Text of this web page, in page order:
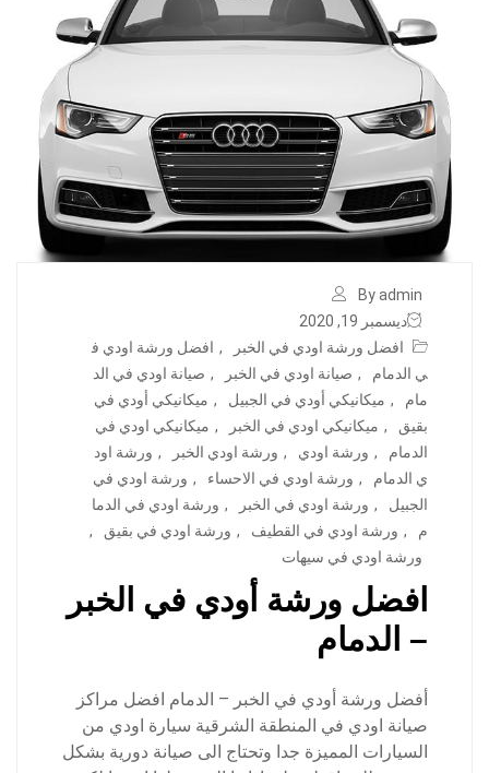
By admin
ديسمبر 19, 2020
افضل ورشة اودي في الخبر
, افضل ورشة اودي ف
ي الدمام
, صيانة اودي في الخبر , صيانة اودي في الد
مام
, ميكانيكي أودي في الجبيل , ميكانيكي أودي في
بقيق
, ميكانيكي اودي في الخبر , ميكانيكي اودي في
الدمام
, ورشة اودي , ورشة اودي الخبر , ورشة اود
ي الدمام
, ورشة اودي في الاحساء , ورشة اودي في
الجبيل
, ورشة اودي في الخبر , ورشة اودي في الدما
م
, ورشة اودي في القطيف , ورشة اودي في بقيق
,
ورشة اودي في سيهات
افضل ورشة أودي في الخبر
– الدمام
أفضل ورشة أودي في الخبر – الدمام افضل مراكز
صيانة اودي في المنطقة الشرقية سيارة اودي من
السيارات المميزة جدا وتحتاج الى صيانة دورية بشكل